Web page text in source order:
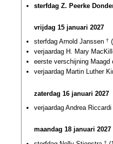
sterfdag Z. Peerke
vrijdag 15 januari 2027
sterfdag Arnold Janssen †
verjaardag H. Mary
eerste verschijning Maagd
verjaardag Martin Luther
zaterdag 16 januari 2027
verjaardag Andrea
maandag 18 januari 2027
†